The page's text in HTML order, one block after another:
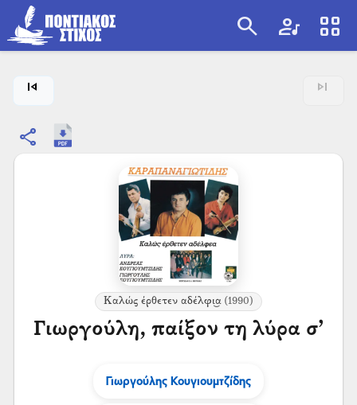
search artist view_cozy
skip_previous skip_next
share
Καλώς έρθετεν αδέλφι͜α (1990)
Γιωργούλη, παίξον τη λύρα σ’
Γιωργούλης Κουγιουμτζίδης